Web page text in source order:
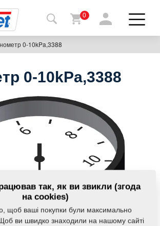
0
0-10kPa,3388
0-10kPa,3388
так, як ви звикли (згода
на cookies)
щоб ваші покупки були максимально
ви швидко знаходили на нашому сайті